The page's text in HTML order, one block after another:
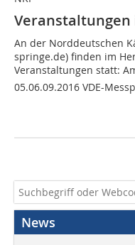
Veranstaltungen
An der Norddeutschen
springe.de) finden im
Veranstaltungen statt:
05.06.09.2016 VDE-
News